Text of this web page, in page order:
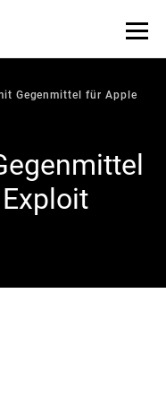
Gegenmittel für Apple